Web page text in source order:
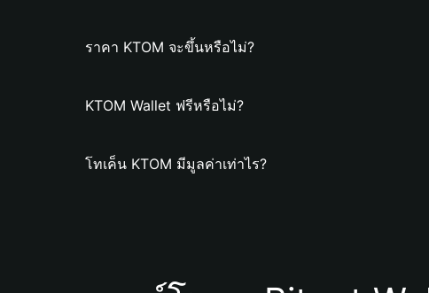
ราคา KTOM จะขึ้นหรือไม่?
KTOM Wallet ฟรีหรือไม่?
โทเค็น KTOM มีมูลค่าเท่าไร?